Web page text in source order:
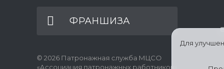
ФРАНШИЗА
© 2026 Патронажная служба МЦСО
«Ассоциация патронажных работников»
Для